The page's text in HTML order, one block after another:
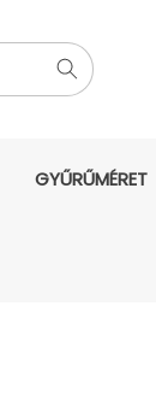
GYŰRŰMÉRET